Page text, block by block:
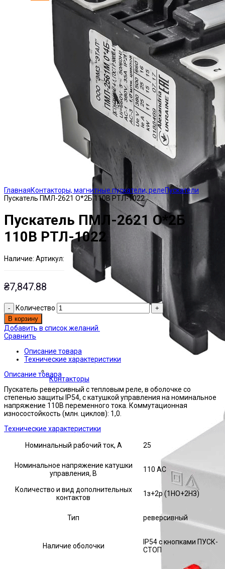
Контакторы
ГлавнаяКонтакторы, магнитные пускатели, релеПускатели
Пускатель ПМЛ-2621 О*2Б 110В РТЛ-1022
Пускатель ПМЛ-2621 О*2Б
110В РТЛ-1022
Наличие: Есть на складе
Артикул:
ЭТАЛ0001748
₴7,847.88
Количество
В корзину
Добавить в список желаний
Сравнить
Описание товара
Технические характеристики
Описание товара
Пускатель реверсивный с тепловым реле, в оболочке со
степенью защиты IP54, с катушкой управления на номинальное
напряжение 110В переменного тока. Коммутационная
износостойкость (млн. циклов): 1,0.
Технические характеристики
Номинальный рабочий ток, А 25
Номинальное напряжение катушки
управления, В
110 AC
Количество и вид дополнительных
контактов
1з+2р (1НО+2НЗ)
Тип реверсивный
Наличие оболочки
IP54 с кнопками ПУСК-
СТОП